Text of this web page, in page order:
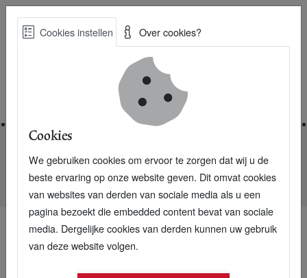
Skip
Best Practices voor een duurzame toekomst
Nieuwsarchief
Herman Wijffels hoogleraar Duurzaamheid en Verandering
Cookies instellen Over cookies?
Cookies
We gebruiken cookies om ervoor te zorgen dat wij u de
beste ervaring op onze website geven. Dit omvat cookies
van websites van derden van sociale media als u een
pagina bezoekt die embedded content bevat van sociale
media. Dergelijke cookies van derden kunnen uw gebruik
van deze website volgen.